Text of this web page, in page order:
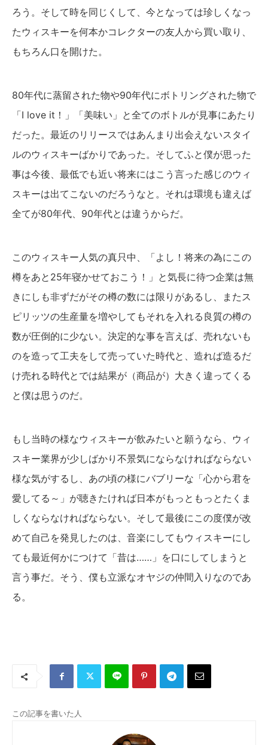
ろう。そして時を同じくして、今となっては珍しくなっ
たウィスキーを何本かコレクターの友人から買い取り、
もちろん口を開けた。
80年代に蒸留された物や90年代にボトリングされた物で
「I love it！」「美味い」と全てのボトルが見事にあたり
だった。最近のリリースではあんまり出会えないスタイ
ルのウィスキーばかりであった。そしてふと僕が思った
事は今後、最低でも近い将来にはこう言った感じのウィ
スキーは出てこないのだろうなと。それは環境も違えば
全てが80年代、90年代とは違うからだ。
このウィスキー人気の真只中、「よし！将来の為にこの
樽をあと25年寝かせておこう！」と気長に待つ企業は無
きにしも非ずだがその樽の数には限りがあるし、またス
ピリッツの生産量を増やしてもそれを入れる良質の樽の
数が圧倒的に少ない。決定的な事を言えば、売れないも
のを造って工夫をして売っていた時代と、造れば造るだ
け売れる時代とでは結果が（商品が）大きく違ってくる
と僕は思うのだ。
もし当時の様なウィスキーが飲みたいと願うなら、ウィ
スキー業界が少しばかり不景気にならなければならない
様な気がするし、あの頃の様にバブリーな「心から君を
愛してる～」が聴きたければ日本がもっともっとたくま
しくならなければならない。そして最後にこの度僕が改
めて自己を発見したのは、音楽にしてもウィスキーにし
ても最近何かにつけて「昔は……」を口にしてしまうと
言う事だ。そう、僕も立派なオヤジの仲間入りなのであ
る。
この記事を書いた人